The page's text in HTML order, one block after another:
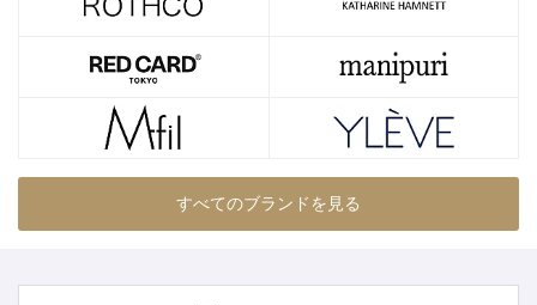
すべてのブランドを見る